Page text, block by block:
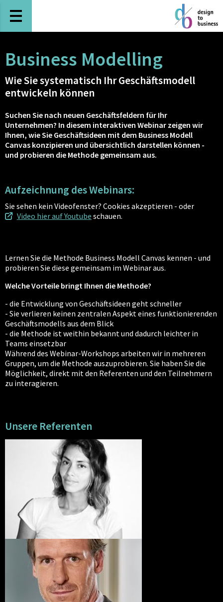
Business Modelling
Wie Sie systematisch Ihr Geschäftsmodell
entwickeln können
Suchen Sie nach neuen Geschäftsfeldern für Ihr
Unternehmen? In diesem interaktiven Webinar zeigen wir
Ihnen, wie Sie Geschäftsideen mit dem Business Modell
Canvas konzipieren und übersichtlich darstellen können -
und probieren die Methode gemeinsam aus.
Aufzeichnung des Webinars:
Sie sehen kein Videofenster? Cookies akzeptieren - oder
Video hier auf Youtube schauen.
Lernen Sie die Methode Business Modell Canvas kennen - und
probieren Sie diese gemeinsam im Webinar aus.
Welche Vorteile bringt Ihnen die Methode?
- die Entwicklung von Geschäftsideen geht schneller
- Sie verlieren keinen zentralen Aspekt eines funktionierenden
Geschäftsmodells aus dem Blick
- die Methode ist weithin bekannt und dadurch leichter in
Teams einsetzbar
Während des Webinar-Workshops arbeiten wir in mehreren
Gruppen, um die Methode auszuprobieren. Sie haben Sie die
Möglichkeit, direkt mit den Referenten und den Teilnehmern
zu interagieren.
Unsere Referenten